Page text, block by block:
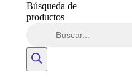
Búsqueda de
productos